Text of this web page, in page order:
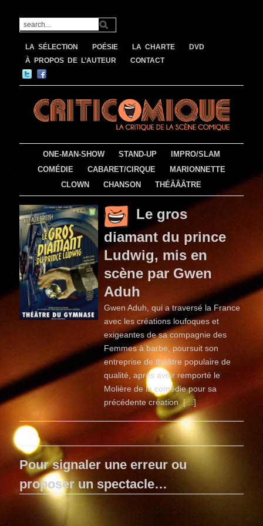
LA SÉLECTION POÉSIE LA CHARTE
DVD
À PROPOS DE L’AUTEUR
CONTACT
ONE-MAN-SHOW STAND-UP
IMPRO/SLAM
COMÉDIE
CABARET/CIRQUE
MARIONNETTE
CLOWN
CHANSON THÉÂÂÂTRE
Le gros
diamant du prince
Ludwig, mis en
scène par Gwen
Aduh
Gwen Aduh, qui a traversé la France
avec les créations loufoques et
exigeantes de sa compagnie des
Femmes à barbe, poursuit son
entreprise de théâtre populaire de
qualité, après avoir remporté le
Molière de la comédie pour sa
précédente création. […]
Pour signaler une erreur ou
proposer un spectacle…